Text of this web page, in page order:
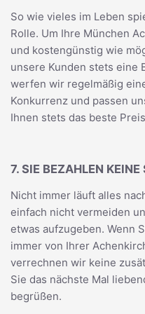
So wie vieles im Leben
Rolle. Um Ihre München
und kostengünstig wie
unsere Kunden stets eine
werfen wir regelmäßig
Konkurrenz und passen
Ihnen stets das beste
7. SIE BEZAHLEN KEINE
Nicht immer läuft alles
einfach nicht vermeiden
etwas aufzugeben. Wenn
immer von Ihrer
verrechnen wir keine
Sie das nächste Mal
begrüßen.